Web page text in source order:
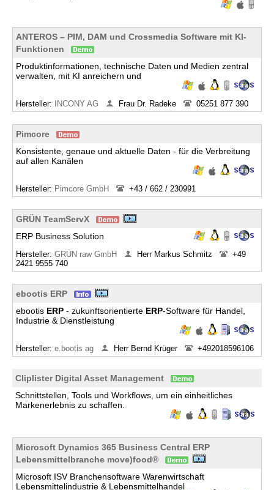
ANTEROS – PIM, DAM und Crossmedia Software mit KI-
Funktionen
Produktinformationen, technische Daten und Medien zentral
verwalten, mit KI anreichern und
Hersteller: INCONY AG Frau Dr. Radeke 05251 877 390
Pimcore
Konsistente, genaue und aktuelle Daten - für die Verbreitung
auf allen Kanälen
Hersteller: Pimcore GmbH +43 / 662 / 230991
GRÜN TeamServX
ERP Business Solution
Hersteller: GRÜN raw GmbH Herr Markus Schmitz
+49
2421 9555 740
ebootis ERP
ebootis ERP - zukunftsorientierte ERP-Software für Handel,
Industrie & Dienstleistung
Hersteller: e.bootis ag Herr Bernd Krüger +492018596106
Cliplister Digital Asset Management
Schnittstellen, Tools und Workflows, um ein einheitliches
Markenerlebnis zu schaffen.
Microsoft Dynamics 365 Business Central ERP
Lebensmittelbranche move)food®
Microsoft ISV Branchensoftware Warenwirtschaft
Lebensmittelindustrie & Lebensmittelhandel